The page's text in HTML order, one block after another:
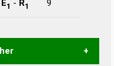
E1 - R1 9